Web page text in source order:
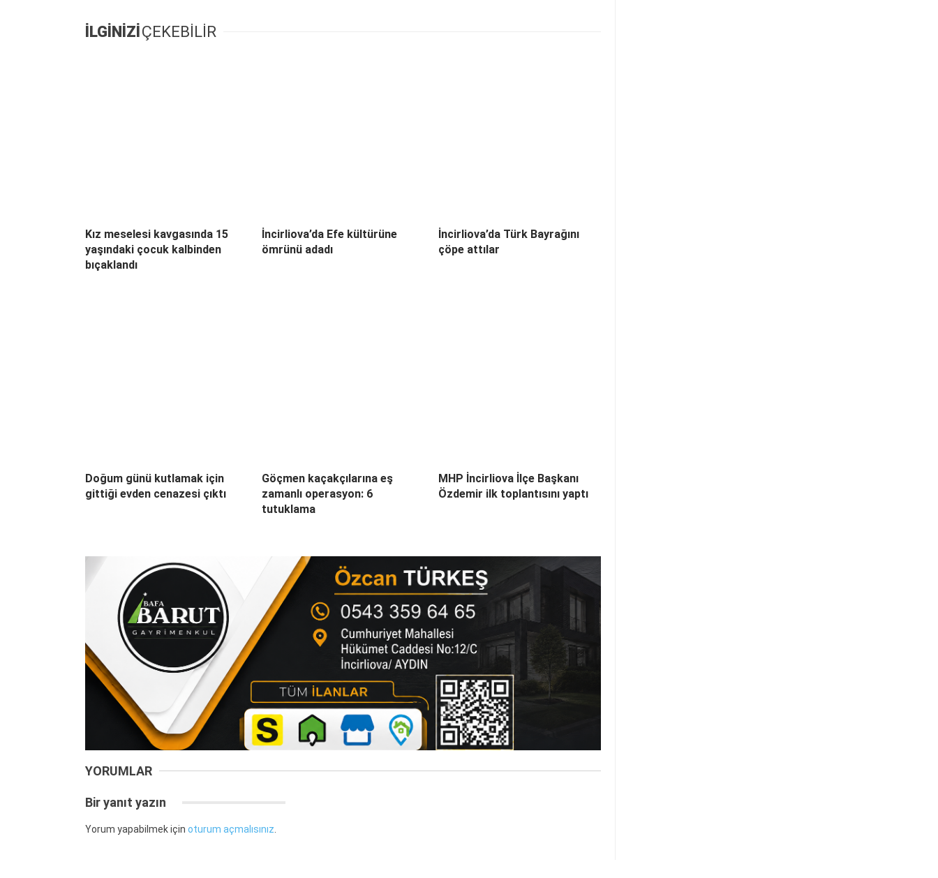
İLGİNİZİÇEKEBİLİR
Kız meselesi kavgasında 15
yaşındaki çocuk kalbinden
bıçaklandı
İncirliova’da Efe kültürüne
ömrünü adadı
İncirliova’da Türk Bayrağını
çöpe attılar
Doğum günü kutlamak için
gittiği evden cenazesi çıktı
Göçmen kaçakçılarına eş
zamanlı operasyon: 6
tutuklama
MHP İncirliova İlçe Başkanı
Özdemir ilk toplantısını yaptı
YORUMLAR
Bir yanıt yazın
Yorum yapabilmek için oturum açmalısınız.